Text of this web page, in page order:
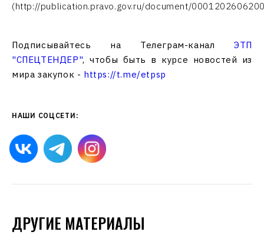
(http://publication.pravo.gov.ru/document/
Подписывайтесь на Телеграм-каналЭТП
"СПЕЦТЕНДЕР", чтобы быть в курсе новостей из
мира закупок - https://t.me/etpsp
НАШИ СОЦСЕТИ:
ДРУГИЕ МАТЕРИАЛЫ